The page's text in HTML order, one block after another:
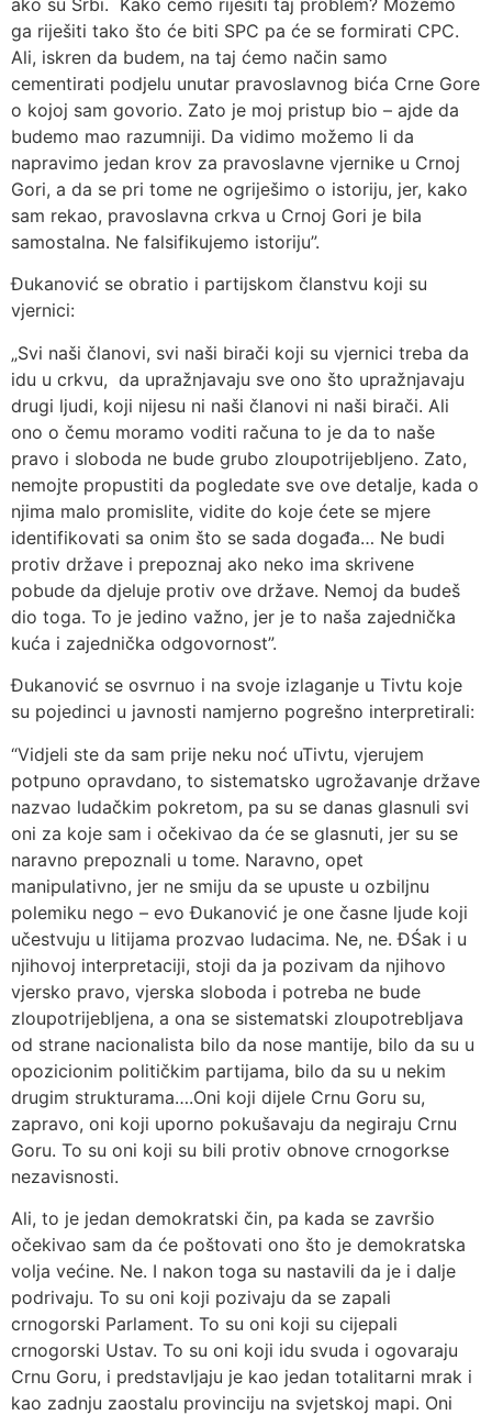
ga riješiti tako što će biti SPC pa će se formirati CPC.
Ali, iskren da budem, na taj ćemo način samo
cementirati podjelu unutar pravoslavnog bića Crne Gore
o kojoj sam govorio. Zato je moj pristup bio – ajde da
budemo mao razumniji. Da vidimo možemo li da
napravimo jedan krov za pravoslavne vjernike u Crnoj
Gori, a da se pri tome ne ogriješimo o istoriju, jer, kako
sam rekao, pravoslavna crkva u Crnoj Gori je bila
samostalna. Ne falsifikujemo istoriju”.
Đukanović se obratio i partijskom članstvu koji su
vjernici:
„Svi naši članovi, svi naši birači koji su vjernici treba da
idu u crkvu, da upražnjavaju sve ono što upražnjavaju
drugi ljudi, koji nijesu ni naši članovi ni naši birači. Ali
ono o čemu moramo voditi računa to je da to naše
pravo i sloboda ne bude grubo zloupotrijebljeno. Zato,
nemojte propustiti da pogledate sve ove detalje, kada o
njima malo promislite, vidite do koje ćete se mjere
identifikovati sa onim što se sada događa… Ne budi
protiv države i prepoznaj ako neko ima skrivene
pobude da djeluje protiv ove države. Nemoj da budeš
dio toga. To je jedino važno, jer je to naša zajednička
kuća i zajednička odgovornost”.
Đukanović se osvrnuo i na svoje izlaganje u Tivtu koje
su pojedinci u javnosti namjerno pogrešno interpretirali:
“Vidjeli ste da sam prije neku noć uTivtu, vjerujem
potpuno opravdano, to sistematsko ugrožavanje države
nazvao ludačkim pokretom, pa su se danas glasnuli svi
oni za koje sam i očekivao da će se glasnuti, jer su se
naravno prepoznali u tome. Naravno, opet
manipulativno, jer ne smiju da se upuste u ozbiljnu
polemiku nego – evo Đukanović je one časne ljude koji
učestvuju u litijama prozvao ludacima. Ne, ne. ĐŚak i u
njihovoj interpretaciji, stoji da ja pozivam da njihovo
vjersko pravo, vjerska sloboda i potreba ne bude
zloupotrijebljena, a ona se sistematski zloupotrebljava
od strane nacionalista bilo da nose mantije, bilo da su u
opozicionim političkim partijama, bilo da su u nekim
drugim strukturama….Oni koji dijele Crnu Goru su,
zapravo, oni koji uporno pokušavaju da negiraju Crnu
Goru. To su oni koji su bili protiv obnove crnogorkse
nezavisnosti.
Ali, to je jedan demokratski čin, pa kada se završio
očekivao sam da će poštovati ono što je demokratska
volja većine. Ne. I nakon toga su nastavili da je i dalje
podrivaju. To su oni koji pozivaju da se zapali
crnogorski Parlament. To su oni koji su cijepali
crnogorski Ustav. To su oni koji idu svuda i ogovaraju
Crnu Goru, i predstavljaju je kao jedan totalitarni mrak i
kao zadnju zaostalu provinciju na svjetskoj mapi. Oni